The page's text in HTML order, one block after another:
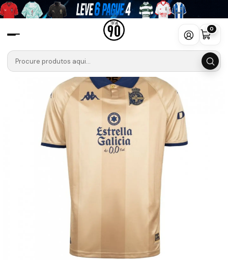
0
Início Camisolas
Outras Ligas
CAMISOLA DEPORTIVO DE LA CORUÑA - 25º ANIVERSÁRIO